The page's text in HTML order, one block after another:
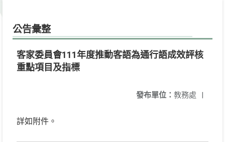
公告彙整
客家委員會111年度推動客語為通行語成效評核
重點項目及指標
發布單位： 教務處 |
詳如附件。